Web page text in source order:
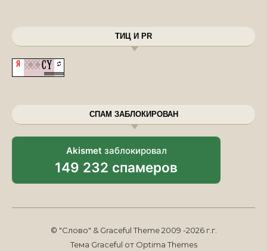
ТИЦ И PR
СПАМ ЗАБЛОКИРОВАН
Akismet заблокировал
149 232 спамеров
© "Слово" & Graceful Theme 2009 -2026 г.г.
Тема Graceful от Optima Themes